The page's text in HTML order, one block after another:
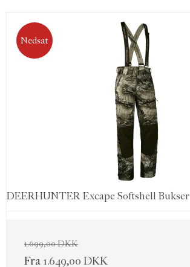
Nedsat
DEERHUNTER Excape Softshell Bukser
1.699,00 DKK
Fra 1.649,00 DKK